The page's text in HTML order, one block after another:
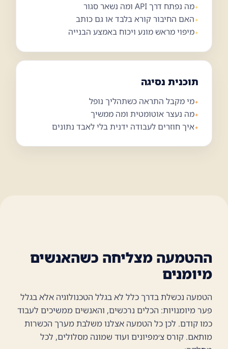
מה נפתח דרך API ומה נשאר סגור
האם החיבור קורא בלבד או גם כותב
מיפוי מראש מונע ויכוח באמצע הבנייה
תוכנית נסיגה
מי מקבל התראה כשתהליך נופל
מה נעצר אוטומטית ומה ממשיך
איך חוזרים לעבודה ידנית בלי לאבד נתונים
ההטמעה מצליחה כשהאנשים
מיומנים
הטמעה נכשלת בדרך כלל לא בגלל הטכנולוגיה אלא בגלל
פער מיומנויות: הכלים נרכשים, והאנשים ממשיכים לעבוד
כמו קודם. לכן כל הטמעה אצלנו משלבת מערך הכשרות
מותאם. קורס צ׳מפיונים ועוד שמונה מסלולים, לכל